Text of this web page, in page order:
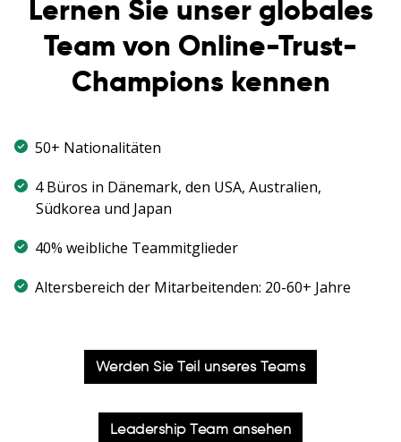
Deutsch
Lernen Sie unser globales
Team von Online-Trust-
Champions kennen
50+ Nationalitäten
4 Büros in Dänemark, den USA, Australien,
Südkorea und Japan
40% weibliche Teammitglieder
Altersbereich der Mitarbeitenden: 20-60+ Jahre
Werden Sie Teil unseres Teams
Leadership Team ansehen